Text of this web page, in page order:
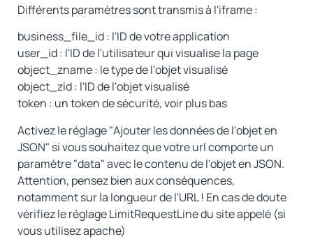
Différents paramètres sont transmis à l'iframe :
business_file_id : l'ID de votre application
user_id : l'ID de l'utilisateur qui visualise la page
object_zname : le type de l'objet visualisé
object_zid : l'ID de l'objet visualisé
token : un token de sécurité, voir plus bas
Activez le réglage "Ajouter les données de l'objet en
JSON" si vous souhaitez que votre url comporte un
paramètre "data" avec le contenu de l'objet en JSON.
Attention, pensez bien aux conséquences,
notamment sur la longueur de l'URL ! En cas de doute
vérifiez le réglage LimitRequestLine du site appelé (si
vous utilisez apache)